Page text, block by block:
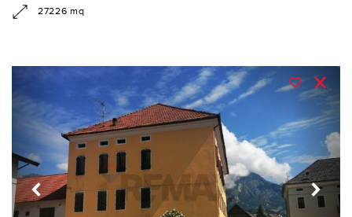
27226 mq